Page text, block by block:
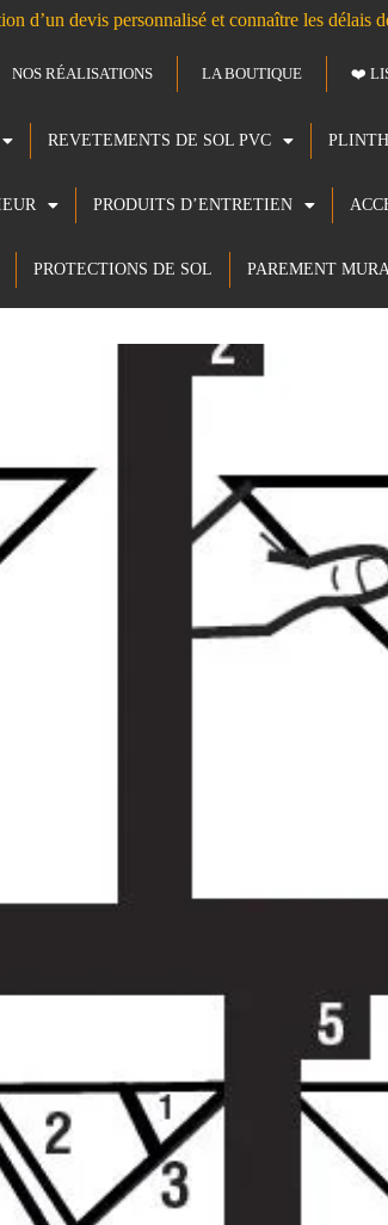
d’un devis personnalisé et connaître les délais
NOS RÉALISATIONS LA BOUTIQUE ❤️
REVETEMENTS DE SOL PVC
PRODUITS D’ENTRETIEN
PROTECTIONS DE SOL PAREMENT